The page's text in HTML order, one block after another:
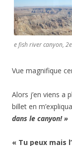
e fish river canyon,
Vue magnifique
Alors j’en viens a
billet en
dans le canyon! »
« Tu peux mais